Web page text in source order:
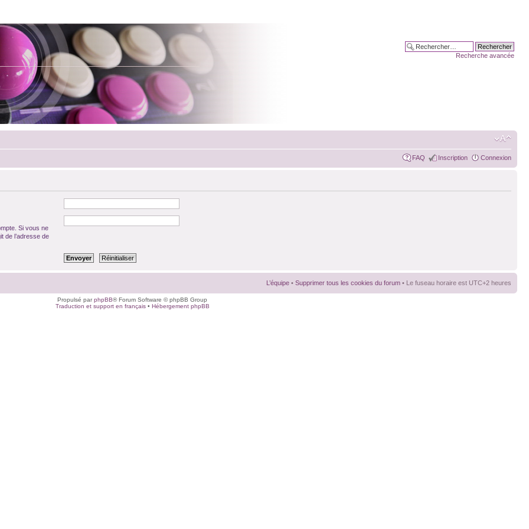
Recherche avancée
FAQ Inscription Connexion
Si vous ne
de l’adresse de
L’équipe • Supprimer tous les cookies du forum • Le fuseau horaire est UTC+2 heures
Propulsé parphpBB® Forum Software © phpBB Group
Traduction et support en français• Hébergement phpBB